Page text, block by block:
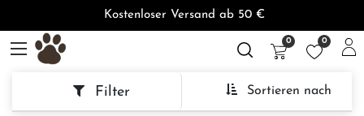
Kostenloser Versand ab 50 €
0 0
Sortieren nach
Filter